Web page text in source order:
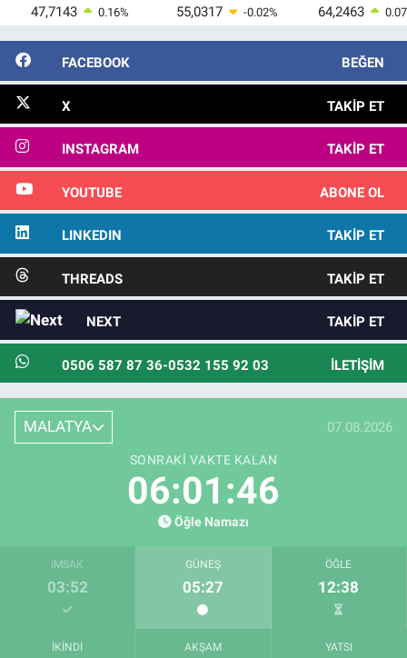
47,7143
0.16%
55,0317
-0.02%
64,2463
0.07
FACEBOOK BEĞEN
X TAKIP ET
INSTAGRAM TAKIP ET
YOUTUBE ABONE OL
LINKEDIN TAKIP ET
THREADS TAKIP ET
NEXT TAKIP ET
0506 587 87 36-0532 155 92 03 İLETIŞIM
MALATYA 07.08.2026
SONRAKI VAKTE KALAN
06:01:45
Öğle Namazı
İMSAK
03:52
GÜNEŞ
05:27
ÖĞLE
12:38
İKINDI AKŞAM YATSI